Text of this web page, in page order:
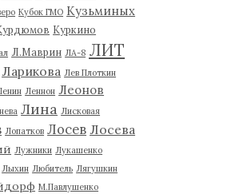
Кубок ГМО Кузьминых
Куркино
Л.Маврин ЛА-8 ЛИТ
Ларикова Лев Плоткин
Леннон Леонов
Лина Лисковая
Лопатков Лосев Лосева
Лужники Лукашенко
Лыхин Любитель Лягушкин
М.Павлушенко